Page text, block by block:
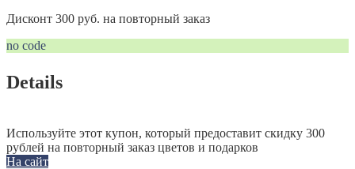
Дисконт 300 руб. на повторный заказ
no code
Details
Используйте этот купон, который предоставит скидку 300
рублей на повторный заказ цветов и подарков
На сайт